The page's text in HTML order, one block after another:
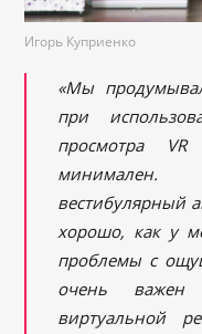
Игорь Куприенко
«Мы
при
просмотра
вестибулярный
хорошо, как у
проблемы с
очень важен
виртуальной